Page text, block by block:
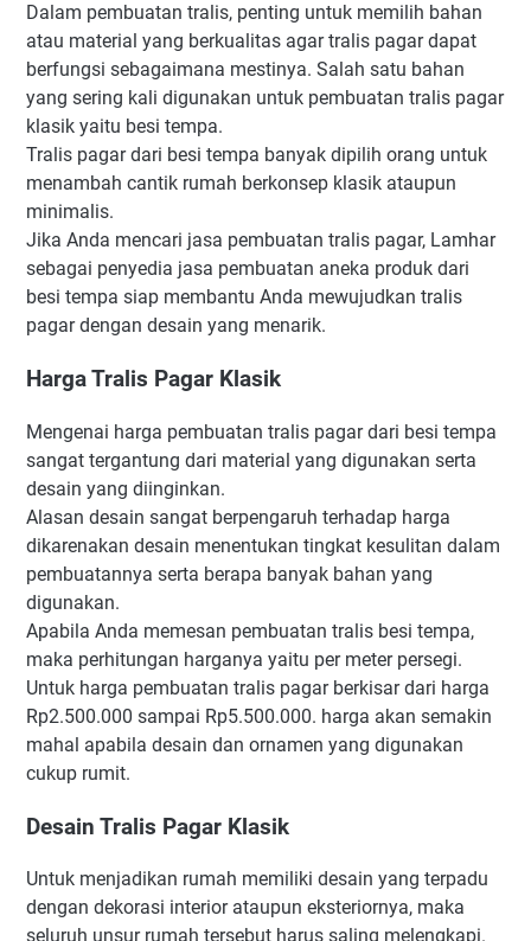
Dalam pembuatan tralis, penting untuk memilih bahan
atau material yang berkualitas agar tralis pagar dapat
berfungsi sebagaimana mestinya. Salah satu bahan
yang sering kali digunakan untuk pembuatan tralis pagar
klasik yaitu besi tempa.
Tralis pagar dari besi tempa banyak dipilih orang untuk
menambah cantik rumah berkonsep klasik ataupun
minimalis.
Jika Anda mencari jasa pembuatan tralis pagar, Lamhar
sebagai penyedia jasa pembuatan aneka produk dari
besi tempa siap membantu Anda mewujudkan tralis
pagar dengan desain yang menarik.
Harga Tralis Pagar Klasik
Mengenai harga pembuatan tralis pagar dari besi tempa
sangat tergantung dari material yang digunakan serta
desain yang diinginkan.
Alasan desain sangat berpengaruh terhadap harga
dikarenakan desain menentukan tingkat kesulitan dalam
pembuatannya serta berapa banyak bahan yang
digunakan.
Apabila Anda memesan pembuatan tralis besi tempa,
maka perhitungan harganya yaitu per meter persegi.
Untuk harga pembuatan tralis pagar berkisar dari harga
Rp2.500.000 sampai Rp5.500.000. harga akan semakin
mahal apabila desain dan ornamen yang digunakan
cukup rumit.
Desain Tralis Pagar Klasik
Untuk menjadikan rumah memiliki desain yang terpadu
dengan dekorasi interior ataupun eksteriornya, maka
seluruh unsur rumah tersebut harus saling melengkapi.